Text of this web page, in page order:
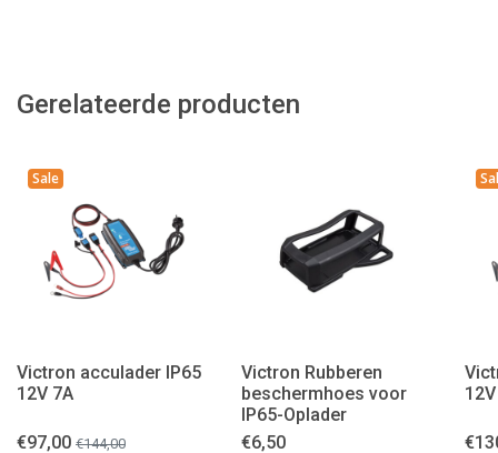
Gerelateerde producten
Sale
Victron acculader IP65
12V 7A
€97,00 €144,00
Victron Rubberen
beschermhoes voor
IP65-Oplader
€6,50 €